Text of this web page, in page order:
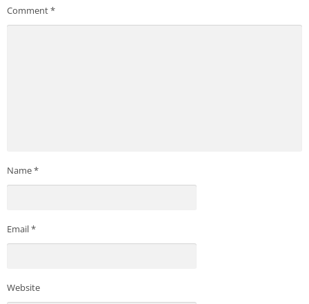
Comment*
Name*
Email*
Website